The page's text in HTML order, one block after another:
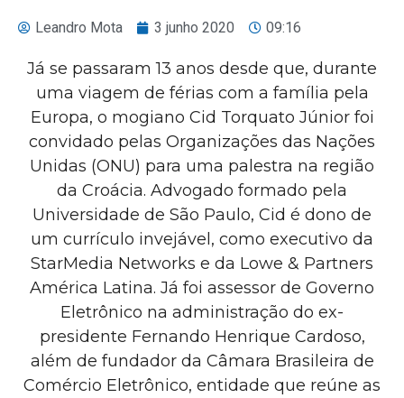
Leandro Mota 3 junho 2020 09:16
Já se passaram 13 anos desde que, durante
uma viagem de férias com a família pela
Europa, o mogiano Cid Torquato Júnior foi
convidado pelas Organizações das Nações
Unidas (ONU) para uma palestra na região
da Croácia. Advogado formado pela
Universidade de São Paulo, Cid é dono de
um currículo invejável, como executivo da
StarMedia Networks e da Lowe & Partners
América Latina. Já foi assessor de Governo
Eletrônico na administração do ex-
presidente Fernando Henrique Cardoso,
além de fundador da Câmara Brasileira de
Comércio Eletrônico, entidade que reúne as